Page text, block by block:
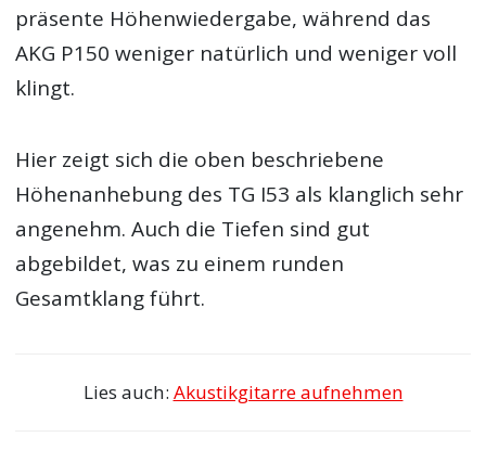
präsente Höhenwiedergabe, während das
AKG P150 weniger natürlich und weniger voll
klingt.
Hier zeigt sich die oben beschriebene
Höhenanhebung des TG I53 als klanglich sehr
angenehm. Auch die Tiefen sind gut
abgebildet, was zu einem runden
Gesamtklang führt.
Lies auch: Akustikgitarre aufnehmen